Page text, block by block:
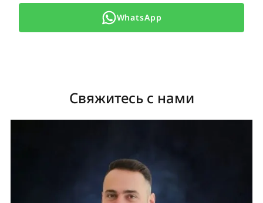
WhatsApp
Свяжитесь с нами